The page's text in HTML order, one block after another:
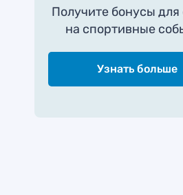
Получите бонусы для
на спортивные
Узнать больше